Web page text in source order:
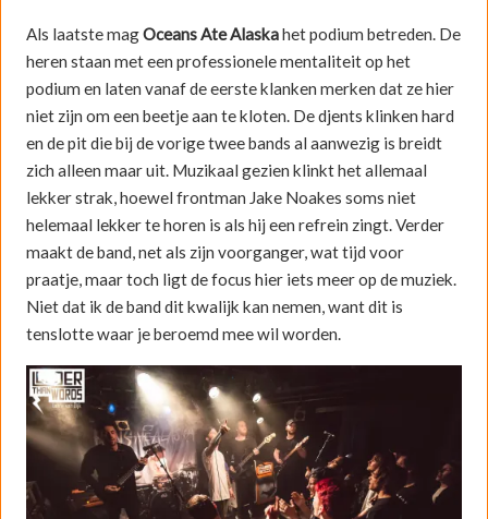
Als laatste magOceans Ate Alaskahet podium betreden. De
heren staan met een professionele mentaliteit op het
podium en laten vanaf de eerste klanken merken dat ze hier
niet zijn om een beetje aan te kloten. De djents klinken hard
en de pit die bij de vorige twee bands al aanwezig is breidt
zich alleen maar uit. Muzikaal gezien klinkt het allemaal
lekker strak, hoewel frontman Jake Noakes soms niet
helemaal lekker te horen is als hij een refrein zingt. Verder
maakt de band, net als zijn voorganger, wat tijd voor
praatje, maar toch ligt de focus hier iets meer op de muziek.
Niet dat ik de band dit kwalijk kan nemen, want dit is
tenslotte waar je beroemd mee wil worden.